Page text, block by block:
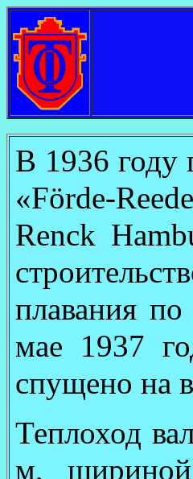
В 1936 году
«Förde-
Renck
плавания
мае 1937
спущено на
Теплоход
м,